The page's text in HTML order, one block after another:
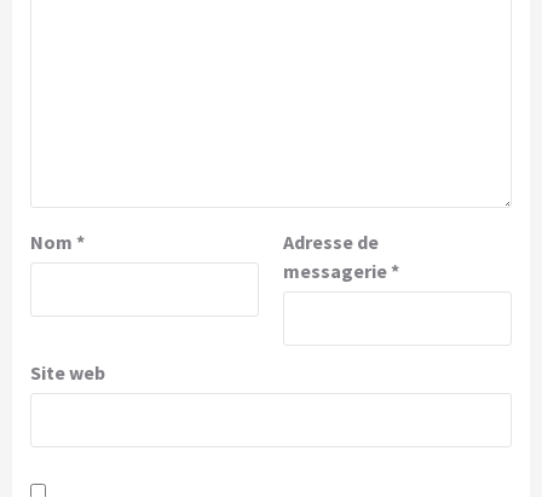
Nom *
Adresse de
messagerie*
Site web